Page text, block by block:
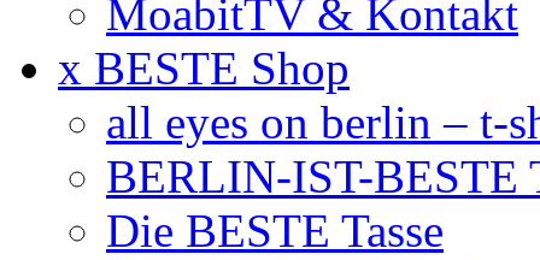
MoabitTV & Kontakt
x BESTE Shop
all eyes on berlin – t-
BERLIN-IST-BESTE
Die BESTE Tasse